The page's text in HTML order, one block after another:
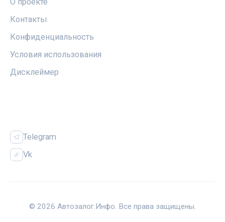
Контакты
Конфиденциальность
Условия использования
Дисклеймер
Telegram
Vk
© 2026 Автозалог.Инфо. Все права защищены.